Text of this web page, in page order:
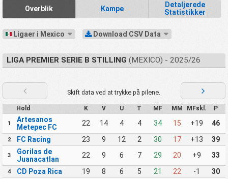
Overblik Kampe
Detaljerede
Statistikker
Ligaer i Mexico Download CSV Data
LIGA PREMIER SERIE B STILLING (MEXICO) - 2025/26
Skift data ved at trykke på pilene.
Hold K V U T MF MM MFskl. P
1
Artesanos
Metepec FC
22 14 4 4 34 15 +19 46
2 FC Racing 23 9 12 2 30 17 +13 39
3
Gorilas de
Juanacatlan
22 9 6 7 29 20 +9 33
4 CD Poza Rica 19 8 6 5 21 22 -1 30